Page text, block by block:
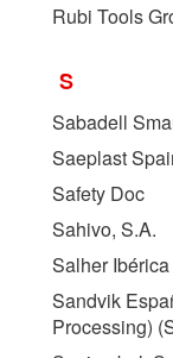
Rubi Tools
S
Sabadell
Saeplast
Safety Doc
Sahivo, S.A.
Salher Ibérica
Sandvik
Processing) (